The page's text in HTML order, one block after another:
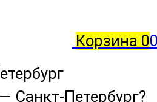
Корзина 0
Санкт-Петербург?